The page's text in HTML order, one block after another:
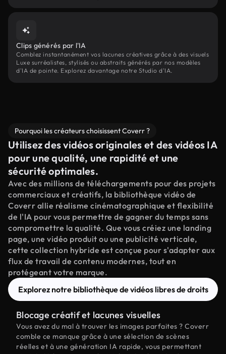
Clips générés par l'IA
Comblez instantanément vos lacunes créatives grâce à des visuels
Luxe surréalistes, stylisés ou abstraits générés par nos modèles
d'IA de pointe. Explorez davantage notre Studio d'IA.
Pourquoi les créateurs choisissent Coverr ?
Utilisez des vidéos originales et des vidéos IA
pour une qualité, une rapidité et une
sécurité optimales.
Avec des millions de téléchargements pour des projets
commerciaux et créatifs, la bibliothèque vidéo de
Coverr allie réalisme cinématographique et flexibilité
de l'IA pour vous permettre de gagner du temps sans
compromettre la qualité. Que vous créiez une landing
page, une vidéo produit ou une publicité verticale,
cette collection hybride est conçue pour s'adapter aux
flux de travail de contenu modernes, tout en
protégeant votre marque.
Explorez notre bibliothèque de vidéos libres de droits
Blocage créatif et lacunes visuelles
Vous avez du mal à trouver les images parfaites ? Coverr
comble ce manque grâce à une sélection de scènes
réelles et à une génération IA rapide, vous permettant